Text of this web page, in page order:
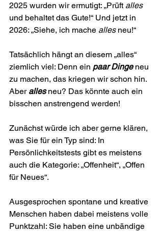
2025 wurden wir ermutigt: „Prüft alles
und behaltet das Gute!“ Und jetzt in
2026: „Siehe, ich mache alles neu!“
Tatsächlich hängt an diesem „alles“
ziemlich viel: Denn ein paar Dinge neu
zu machen, das kriegen wir schon hin.
Aber alles neu? Das könnte auch ein
bisschen anstrengend werden!
Zunächst würde ich aber gerne klären,
was Sie für ein Typ sind: In
Persönlichkeitstests gibt es meistens
auch die Kategorie: „Offenheit“, „Offen
für Neues“.
Ausgesprochen spontane und kreative
Menschen haben dabei meistens volle
Punktzahl: Sie haben eine unbändige